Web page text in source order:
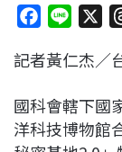
c
b
o
n
記者黃仁杰／
國科會轄下國
洋科技博物館